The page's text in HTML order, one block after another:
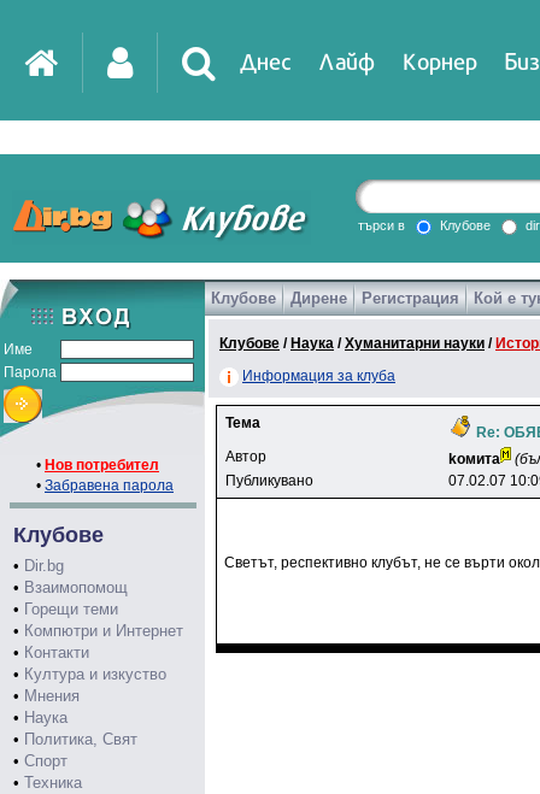
Днес Лайф Корнер
DirTV Impressio
Games
търси в Клубове
Име
Парола
• Нов потребител
• Забравена парола
Клубове
• Dir.bg
• Взаимопомощ
• Горещи теми
• Компютри и Интернет
• Контакти
• Култура и изкуство
• Мнения
• Наука
• Политика, Свят
• Спорт
• Техника
Клубове Дирене Регистрация Кой е
Клубове / Наука /Хуманитарни науки /
Информация за клуба
Тема
Re:
Автор
koмитa
Публикувано
07.02.07
Светът, респективно клубът, не се върти